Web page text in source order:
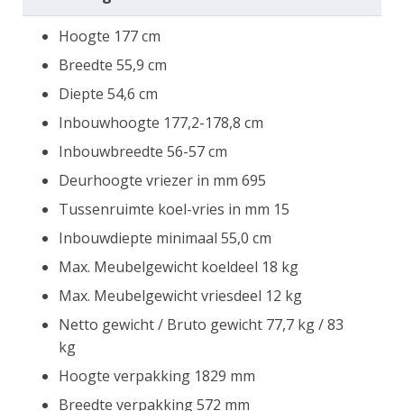
Hoogte 177 cm
Breedte 55,9 cm
Diepte 54,6 cm
Inbouwhoogte 177,2-178,8 cm
Inbouwbreedte 56-57 cm
Deurhoogte vriezer in mm 695
Tussenruimte koel-vries in mm 15
Inbouwdiepte minimaal 55,0 cm
Max. Meubelgewicht koeldeel 18 kg
Max. Meubelgewicht vriesdeel 12 kg
Netto gewicht / Bruto gewicht 77,7 kg / 83
kg
Hoogte verpakking 1829 mm
Breedte verpakking 572 mm